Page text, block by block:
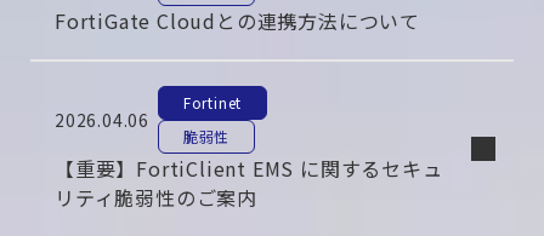
FortiGate Cloudとの連携方法について
2026.04.06
Fortinet
脆弱性
【重要】FortiClient EMS に関するセキュ
リティ脆弱性のご案内